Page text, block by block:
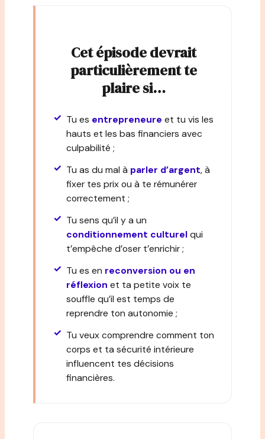
Cet épisode devrait
particulièrement te
plaire si…
Tu es entrepreneure et tu vis les
hauts et les bas financiers avec
culpabilité ;
Tu as du mal à parler d’argent, à
fixer tes prix ou à te rémunérer
correctement ;
Tu sens qu’il y a un
conditionnement culturelqui
t’empêche d’oser t’enrichir ;
Tu es en reconversion ou en
réflexion et ta petite voix te
souffle qu’il est temps de
reprendre ton autonomie ;
Tu veux comprendre comment ton
corps et ta sécurité intérieure
influencent tes décisions
financières.